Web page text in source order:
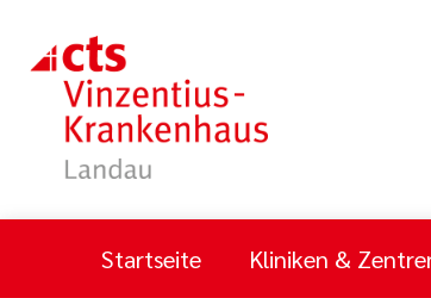
Startseite Kliniken &